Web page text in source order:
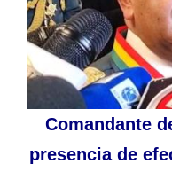
Comandante
presencia de